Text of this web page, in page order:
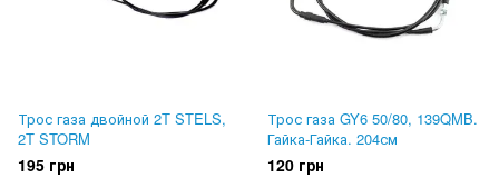
Трос газа двойной 2T STELS,
2T STORM
195 грн
Трос газа GY6 50/80, 139QMB.
Гайка-Гайка. 204см
120 грн